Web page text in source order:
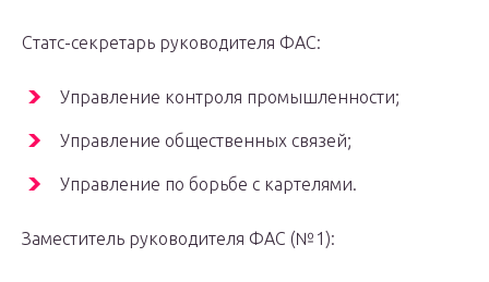
Статс-секретарь руководителя ФАС:
Управление контроля промышленности;
Управление общественных связей;
Управление по борьбе с картелями.
Заместитель руководителя ФАС (№1):